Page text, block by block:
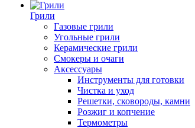
Грили
Газовые грили
Угольные грили
Керамические грили
Смокеры и очаги
Аксессуары
Инструменты для готовки
Чистка и уход
Решетки, сковороды, камни
Розжиг и копчение
Термометры